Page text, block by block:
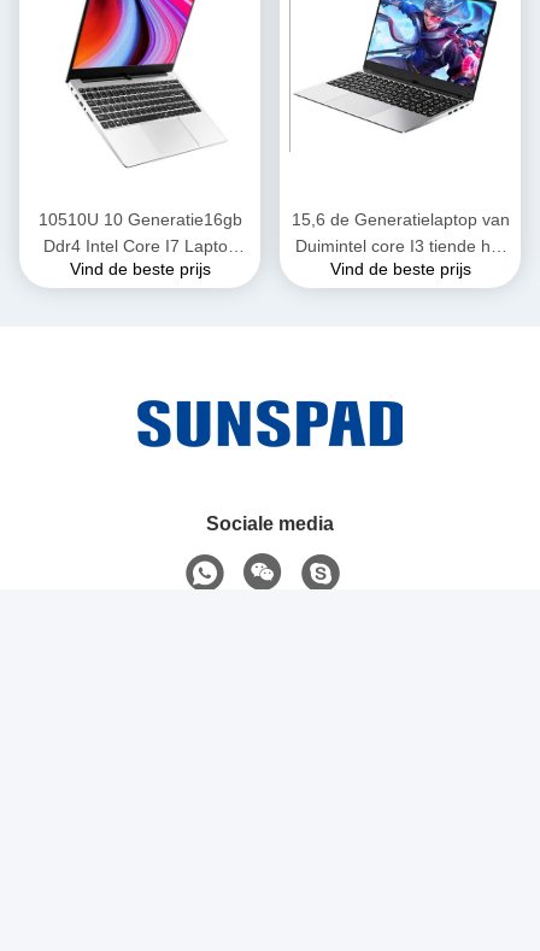
10510U 10 Generatie16gb
Ddr4 Intel Core I7 Laptop
Computer allen in één ram
Vind de beste prijs
15,6 de Generatielaptop van
Duimintel core I3 tiende het
Metaal Shell Backlit
Vind de beste prijs
Sociale media